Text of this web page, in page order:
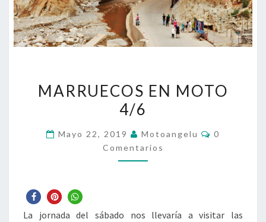
EN
MOTO
MARRUECOS EN MOTO
4/6
Mayo 22, 2019 Motoangelu
0
Comentarios
La jornada del sábado nos llevaría a visitar las